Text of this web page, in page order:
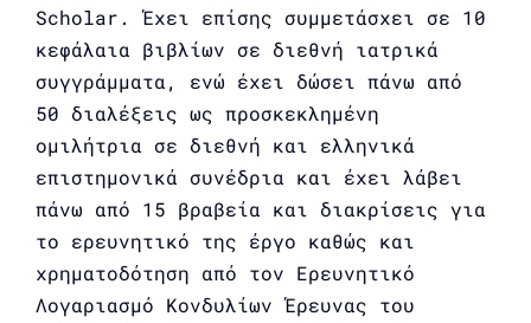
Scholar. Έχει επίσης συμμετάσχει σε 10
κεφάλαια βιβλίων σε διεθνή ιατρικά
συγγράμματα, ενώ έχει δώσει πάνω από
50 διαλέξεις ως προσκεκλημένη
ομιλήτρια σε διεθνή και ελληνικά
επιστημονικά συνέδρια και έχει λάβει
πάνω από 15 βραβεία και διακρίσεις για
το ερευνητικό της έργο καθώς και
χρηματοδότηση από τον Ερευνητικό
Λογαριασμό Κονδυλίων Έρευνας του